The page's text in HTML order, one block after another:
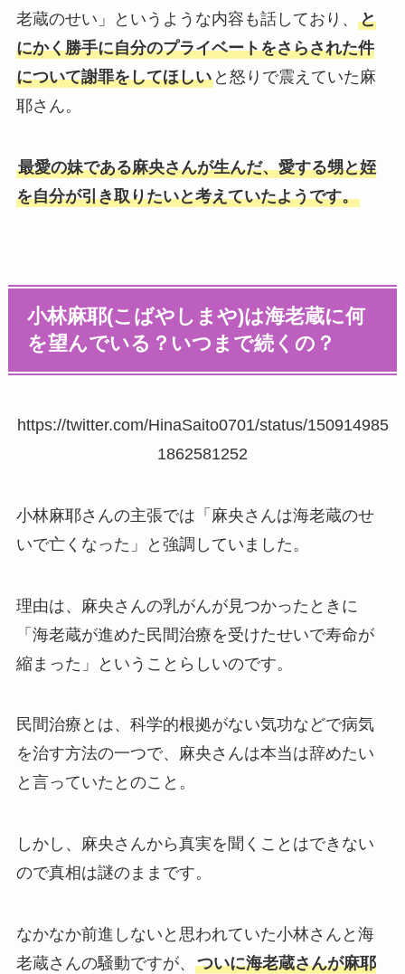
老蔵のせい」というような内容も話しており、 と
にかく勝手に自分のプライベートをさらされた件
について謝罪をしてほしいと怒りで震えていた麻
耶さん。
最愛の妹である麻央さんが生んだ、愛する甥と姪
を自分が引き取りたいと考えていたようです。
小林麻耶(こばやしまや)は海老蔵に何
を望んでいる？いつまで続くの？
https://twitter.com/HinaSaito0701/status/150914985
1862581252
小林麻耶さんの主張では「麻央さんは海老蔵のせ
いで亡くなった」と強調していました。
理由は、麻央さんの乳がんが見つかったときに
「海老蔵が進めた民間治療を受けたせいで寿命が
縮まった」ということらしいのです。
民間治療とは、科学的根拠がない気功などで病気
を治す方法の一つで、麻央さんは本当は辞めたい
と言っていたとのこと。
しかし、麻央さんから真実を聞くことはできない
ので真相は謎のままです。
なかなか前進しないと思われていた小林さんと海
老蔵さんの騒動ですが、 ついに海老蔵さんが麻耶